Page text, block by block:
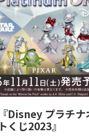
『Disney プラチ
トくじ2023』